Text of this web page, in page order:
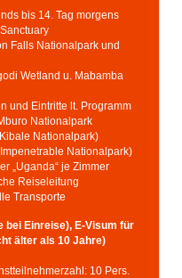
bis 14. Tag morgens
Falls Nationalpark und
Wetland u. Mabamba
und Eintritte lt. Programm
Nationalpark
Nationalpark)
Nationalpark)
„Uganda“ je Zimmer
Reiseleitung
Transporte
bei Einreise), E-Visum für
älter als 10 Jahre)
10 Pers.